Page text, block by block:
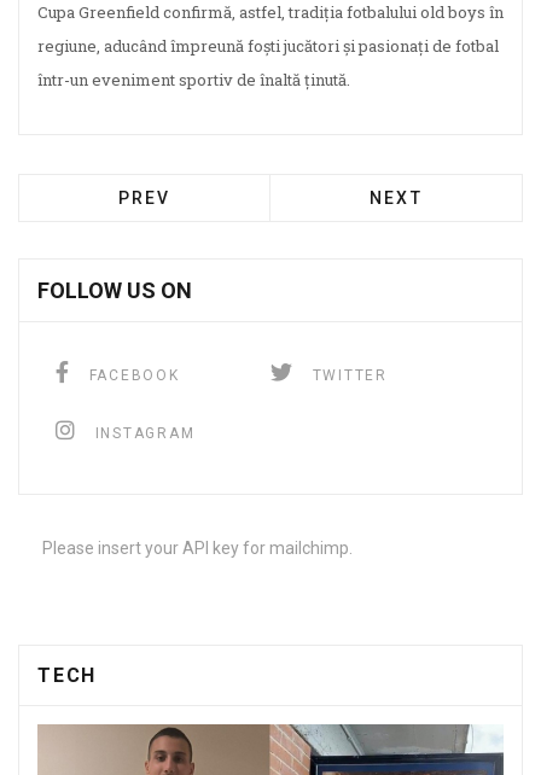
Cupa Greenfield confirmă, astfel, tradiția fotbalului old boys în
regiune, aducând împreună foști jucători și pasionați de fotbal
într-un eveniment sportiv de înaltă ținută.
PREV NEXT
FOLLOW US ON
FACEBOOK TWITTER
INSTAGRAM
Please insert your API key for mailchimp.
TECH